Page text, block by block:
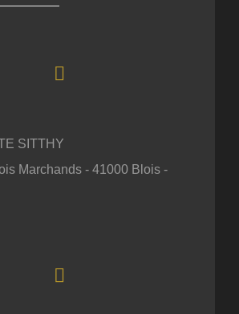
SITTHY
Marchands - 41000 Blois -